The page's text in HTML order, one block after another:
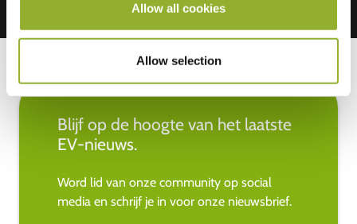
Allow all cookies
Allow selection
Blijf op de hoogte van het laatste
EV-nieuws.
Word lid van onze community op social
media en schrijf je in voor onze nieuwsbrief.